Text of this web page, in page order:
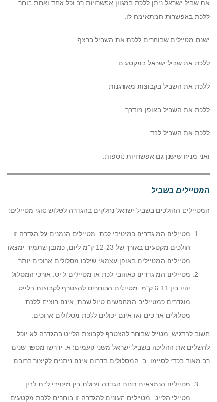
את שביל ישראל ניתן ללכת במגוון אפשרויות רב וכל אחד ואחת בוחר
ללכת באפשרות המתאימה לו.
ישנם מטיילים שבוחרים ללכת את השביל ברצף
ללכת את שביל ישראל במקטעים
ללכת את השביל בקבוצות מאורגנות
ללכת את השביל באופן מודרך
ללכת את השביל לבד
ואני מניח שישנן גם אפשרויות נוספות.
המטיילים בשביל
המטיילים ההולכים בשביל ישראל נחלקים בהגדרה לשלוש סוגי מטיילים:
מטיילים המוגדרים כמיטיבי לכת. מטיילים הנמנים על הגדרה זו
הולכים מקטעים באורך של 12-23 ק"מ ליום, כמובן שתמיד ימצאו
מטיילים המטיילים באופן עצמאי שילכו מסלולים ארוכים יותר.
מטיילים המוגדרים כאוהבי לכת או מטיילים לייט. אורכי המסלול
יהיו בין 6-11 ק"מ. מטיילים הבוחרים להצטרף לקבוצות הלייט
מוגדרים כמטיילים המחפשים טיול שבת, אינם רוצים ללכת
מסלולים ארוכים ואו אינם יכולים ללכת מסלולים ארוכים.
חשוב להדגיש; מטייל שבוחר להצטרף לקבוצת הלייט בהגדרה לא יוכל
להשלים את ההליכה בשביל ישראל משני טעמים: א. ידרשו מספר שנים
רב מאוד בכדי לסיימו. ב. המסלולים בדרום אינם ניתנים לקיצור ברובם.
מטיילים הנמצאים תחת הגדרה ויכולת בין מיטיבי לכת לבין
מטיילי הלייט. מטיילים העונים להגדרה זו בוחרים ללכת מקטעים